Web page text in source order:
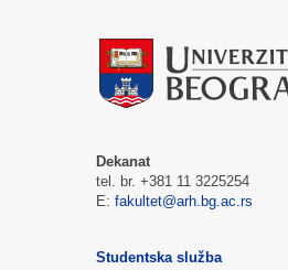
Dekanat
tel. br. +381 11 3225254
E: fakultet@arh.bg.ac.rs
Studentska služba